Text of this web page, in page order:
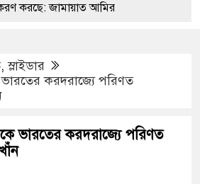
করছে: জামায়াত আমির
মিজান’ গ্রেপ্তার
আইন না করার
,স্লাইডার
করদরাজ্যে পরিণত
ভারতের করদরাজ্যে পরিণত